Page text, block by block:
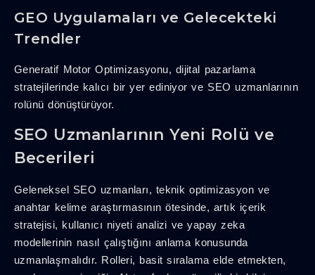
GEO Uygulamaları ve Gelecekteki
Trendler
Generatif Motor Optimizasyonu, dijital pazarlama
stratejilerinde kalıcı bir yer ediniyor ve SEO uzmanlarının
rolünü dönüştürüyor.
SEO Uzmanlarının Yeni Rolü ve
Becerileri
Geleneksel SEO uzmanları, teknik optimizasyon ve
anahtar kelime araştırmasının ötesinde, artık içerik
stratejisi, kullanıcı niyeti analizi ve yapay zeka
modellerinin nasıl çalıştığını anlama konusunda
uzmanlaşmalıdır. Rolleri, basit sıralama elde etmekten,